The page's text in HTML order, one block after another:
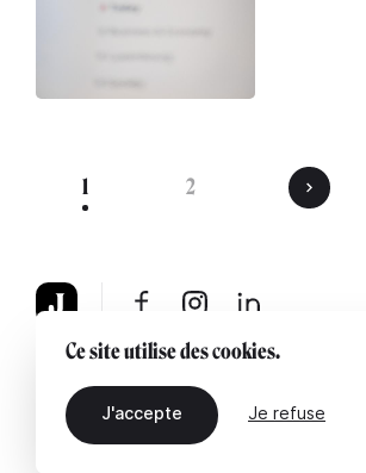
1 2
À propos Mentions légales Contactez-nous
Ce site utilise des cookies.
J'accepte Je refuse